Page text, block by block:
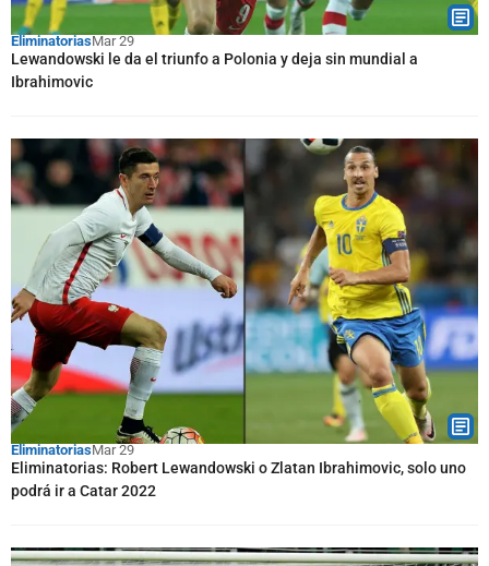
EliminatoriasMar 29
Lewandowski le da el triunfo a Polonia y deja sin mundial a
Ibrahimovic
EliminatoriasMar 29
Eliminatorias: Robert Lewandowski o Zlatan Ibrahimovic, solo uno
podrá ir a Catar 2022